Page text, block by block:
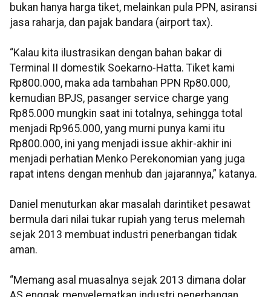
bukan hanya harga tiket, melainkan pula PPN, asiransi
jasa raharja, dan pajak bandara (airport tax).
“Kalau kita ilustrasikan dengan bahan bakar di
Terminal II domestik Soekarno-Hatta. Tiket kami
Rp800.000, maka ada tambahan PPN Rp80.000,
kemudian BPJS, pasanger service charge yang
Rp85.000 mungkin saat ini totalnya, sehingga total
menjadi Rp965.000, yang murni punya kami itu
Rp800.000, ini yang menjadi issue akhir-akhir ini
menjadi perhatian Menko Perekonomian yang juga
rapat intens dengan menhub dan jajarannya,” katanya.
Daniel menuturkan akar masalah darintiket pesawat
bermula dari nilai tukar rupiah yang terus melemah
sejak 2013 membuat industri penerbangan tidak
aman.
“Memang asal muasalnya sejak 2013 dimana dolar